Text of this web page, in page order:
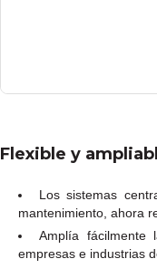
Flexible y
Los sistemas
mantenimiento, ahora
Amplía fácilmente
empresas e industrias